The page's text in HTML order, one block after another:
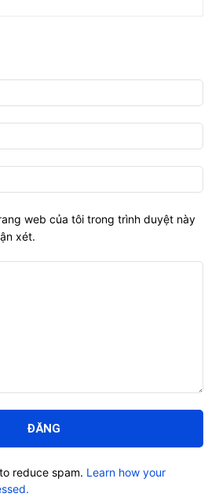
web của tôi trong trình duyệt này
xét.
reduce spam. Learn how your